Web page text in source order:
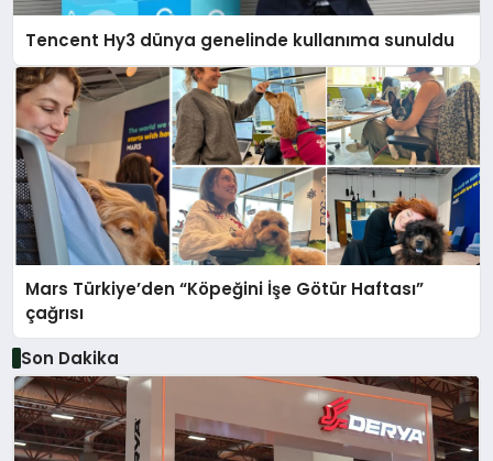
Tencent Hy3 dünya genelinde kullanıma sunuldu
Mars Türkiye’den “Köpeğini İşe Götür Haftası”
çağrısı
Son Dakika